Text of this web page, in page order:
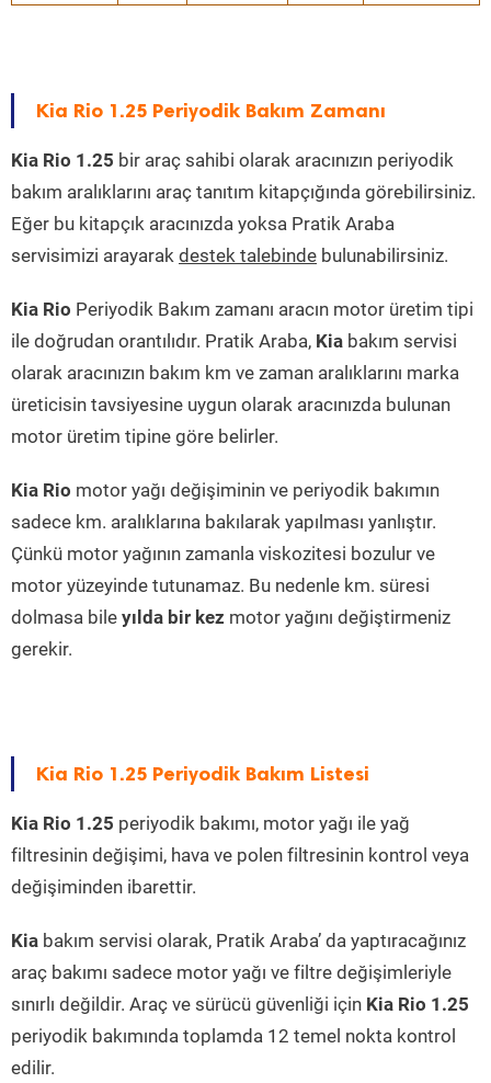
Kia Rio 1.25 Periyodik Bakım Zamanı
Kia Rio 1.25 bir araç sahibi olarak aracınızın periyodik
bakım aralıklarını araç tanıtım kitapçığında görebilirsiniz.
Eğer bu kitapçık aracınızda yoksa Pratik Araba
servisimizi arayarak destek talebinde bulunabilirsiniz.
Kia Rio Periyodik Bakım zamanı aracın motor üretim tipi
ile doğrudan orantılıdır. Pratik Araba, Kia bakım servisi
olarak aracınızın bakım km ve zaman aralıklarını marka
üreticisin tavsiyesine uygun olarak aracınızda bulunan
motor üretim tipine göre belirler.
Kia Rio motor yağı değişiminin ve periyodik bakımın
sadece km. aralıklarına bakılarak yapılması yanlıştır.
Çünkü motor yağının zamanla viskozitesi bozulur ve
motor yüzeyinde tutunamaz. Bu nedenle km. süresi
dolmasa bile yılda bir kez motor yağını değiştirmeniz
gerekir.
Kia Rio 1.25 Periyodik Bakım Listesi
Kia Rio 1.25 periyodik bakımı, motor yağı ile yağ
filtresinin değişimi, hava ve polen filtresinin kontrol veya
değişiminden ibarettir.
Kia bakım servisi olarak, Pratik Araba’ da yaptıracağınız
araç bakımı sadece motor yağı ve filtre değişimleriyle
sınırlı değildir. Araç ve sürücü güvenliği için Kia Rio 1.25
periyodik bakımında toplamda 12 temel nokta kontrol
edilir.